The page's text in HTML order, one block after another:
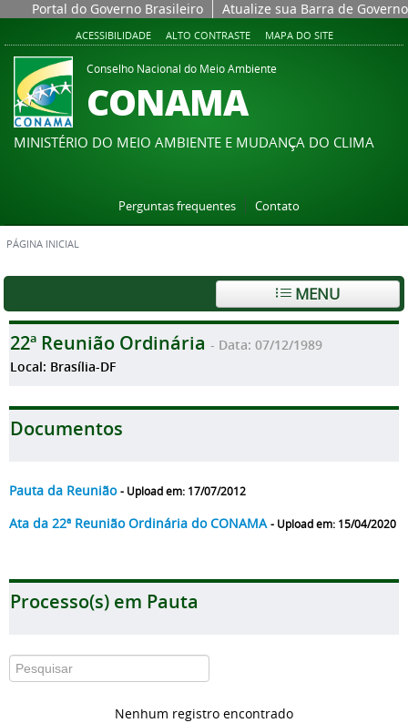
Portal do Governo Brasileiro Atualize sua Barra de Governo
ACESSIBILIDADE ALTO CONTRASTE MAPA DO SITE
Conselho Nacional do Meio Ambiente
CONAMA
MINISTÉRIO DO MEIO AMBIENTE E MUDANÇA DO CLIMA
Perguntas frequentes Contato
PÁGINA INICIAL
MENU
22ª Reunião Ordinária - Data: 07/12/1989
Local: Brasília-DF
Documentos
Pauta da Reunião - Upload em: 17/07/2012
Ata da 22ª Reunião Ordinária do CONAMA - Upload em: 15/04/2020
Processo(s) em Pauta
Nenhum registro encontrado